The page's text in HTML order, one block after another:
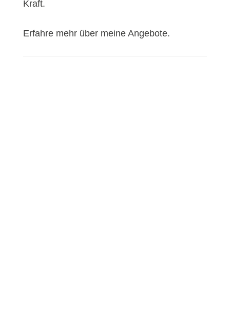
Kraft.
Erfahre mehr über meine Angebote.